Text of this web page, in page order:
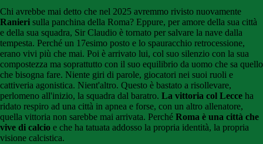
Chi avrebbe mai detto che nel 2025 avremmo rivisto nuovamente
Ranieri sulla panchina della Roma? Eppure, per amore della sua città
e della sua squadra, Sir Claudio è tornato per salvare la nave dalla
tempesta. Perché un 17esimo posto e lo spauracchio retrocessione,
erano vivi più che mai. Poi è arrivato lui, col suo silenzio con la sua
compostezza ma soprattutto con il suo equilibrio da uomo che sa quello
che bisogna fare. Niente giri di parole, giocatori nei suoi ruoli e
cattiveria agonistica. Nient'altro. Questo è bastato a risollevare,
perlomeno all'inizio, la squadra dal baratro. La vittoria col Lecce ha
ridato respiro ad una città in apnea e forse, con un altro allenatore,
quella vittoria non sarebbe mai arrivata. Perché Roma è una città che
vive di calcio e che ha tatuata addosso la propria identità, la propria
visione calcistica.